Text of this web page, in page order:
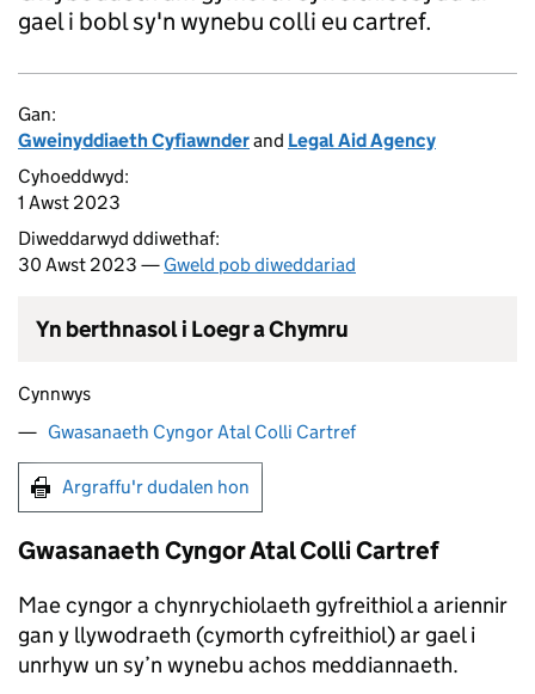
gael i bobl sy'n wynebu colli eu cartref.
Gan:
Gweinyddiaeth Cyfiawnderand Legal Aid Agency
Cyhoeddwyd:
1 Awst 2023
Diweddarwyd ddiwethaf:
30 Awst 2023 — Gweld pob diweddariad
Yn berthnasol i Loegr a Chymru
Cynnwys
Gwasanaeth Cyngor Atal Colli Cartref
Argraffu'r dudalen hon
Gwasanaeth Cyngor Atal Colli Cartref
Mae cyngor a chynrychiolaeth gyfreithiol a ariennir
gan y llywodraeth (cymorth cyfreithiol) ar gael i
unrhyw un sy’n wynebu achos meddiannaeth.